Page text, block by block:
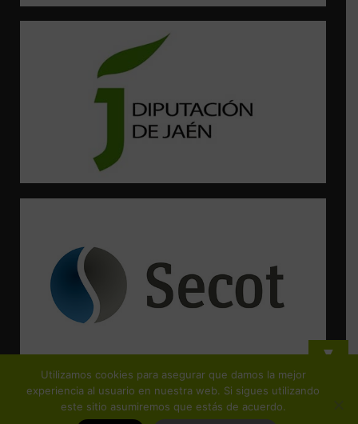
▼
¡Suscríbete y no te pierdas ninguna de nuestras actividades!
Utilizamos cookies para asegurar que damos la mejor
experiencia al usuario en nuestra web. Si sigues utilizando
este sitio asumiremos que estás de acuerdo.